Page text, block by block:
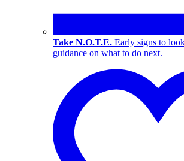
Take N.O.T.E. Early signs to
guidance on what to do next.